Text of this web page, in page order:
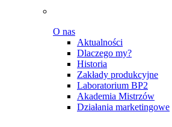
O nas
Aktualności
Dlaczego my?
Historia
Zakłady produkcyjne
Laboratorium BP2
Akademia Mistrzów
Działania marketingowe